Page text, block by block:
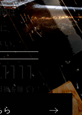
は
い。
を除く）
ら